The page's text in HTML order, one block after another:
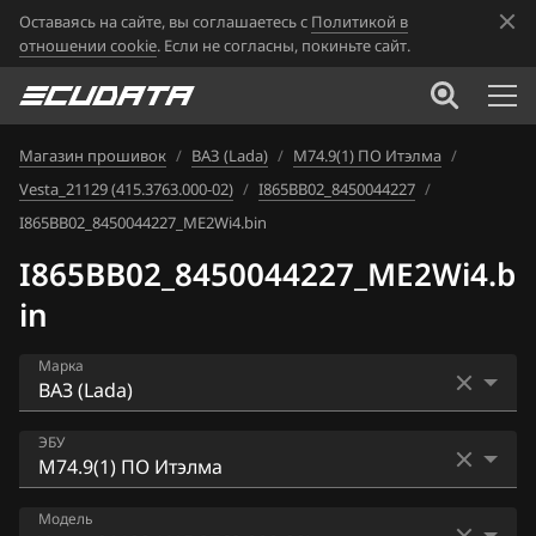
Оставаясь на сайте, вы соглашаетесь с Политикой в
отношении cookie. Если не согласны, покиньте сайт.
Магазин прошивок / ВАЗ (Lada) / М74.9(1) ПО Итэлма /
Vesta_21129 (415.3763.000-02) / I865BB02_8450044227 /
I865BB02_8450044227_ME2Wi4.bin
I865BB02_8450044227_ME2Wi4.b
in
Марка
Acura
Alfa Romeo
ЭБУ
Bosch ME17.9.7
Модель